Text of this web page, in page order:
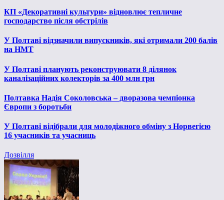
КП «Декоративні культури» відновлює тепличне
господарство після обстрілів
У Полтаві відзначили випускників, які отримали 200 балів
на НМТ
У Полтаві планують реконструювати 8 ділянок
каналізаційних колекторів за 400 млн грн
Полтавка Надія Соколовська – дворазова чемпіонка
Європи з боротьби
У Полтаві відібрали для молодіжного обміну з Норвегією
16 учасників та учасниць
Дозвілля